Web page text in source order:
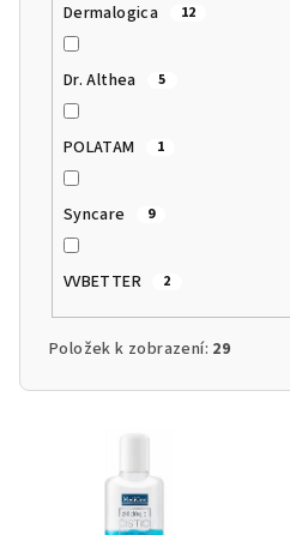
Dermalogica 12
Dr. Althea 5
POLATAM 1
Syncare 9
VVBETTER 2
Položek k zobrazení: 29